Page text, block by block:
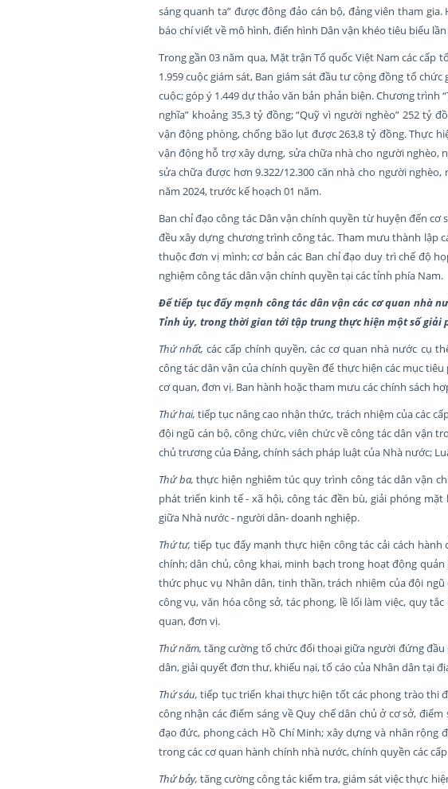
sáng quanh ta” được đông đảo cán bộ, đảng viên tham
báo chí viết về mô hình, điển hình Dân vận khéo tiêu biểu
Trong gần 03 năm qua, Mặt trận Tổ quốc Việt Nam các cấp
1.959 cuộc giám sát, Ban giám sát đầu tư cộng đồng tổ
cuộc; góp ý 1.449 dự thảo văn bản phản biện. Chương trình
nghĩa” khoảng 35,3 tỷ đồng; “Quỹ vì người nghèo” 252 tỷ
vận động phòng, chống bão lụt được 263,8 tỷ đồng. Thực
vận động hỗ trợ xây dựng, sửa chữa nhà cho người nghèo,
sửa chữa được hơn 9.322/12.300 căn nhà cho người
năm 2024, trước kế hoạch 01 năm.
Ban chỉ đạo công tác Dân vận chính quyền từ huyện đến
đều xây dựng chương trình công tác. Tham mưu thành lập
thuộc đơn vị mình; cơ bản các Ban chỉ đạo duy trì chế độ
nghiệm công tác dân vận chính quyền tại các tỉnh phía Nam.
Để tiếp tục đẩy mạnh công tác dân vận các cơ quan nhà
Tỉnh ủy, trong thời gian tới tập trung thực hiện một số giải
Thứ nhất, các cấp chính quyền, các cơ quan nhà nước cụ
công tác dân vận của chính quyền để thực hiện các mục
cơ quan, đơn vị. Ban hành hoặc tham mưu các chính sách
Thứ hai, tiếp tục nâng cao nhận thức, trách nhiệm của các
đội ngũ cán bộ, công chức, viên chức về công tác dân vận
chủ trương của Đảng, chính sách pháp luật của Nhà nước;
Thứ ba, thực hiện nghiêm túc quy trình công tác dân vận
phát triển kinh tế - xã hội, công tác đền bù, giải phóng
giữa Nhà nước - người dân- doanh nghiệp.
Thứ tư, tiếp tục đẩy mạnh thực hiện công tác cải cách
chính; dân chủ, công khai, minh bạch trong hoạt động
thức phục vụ Nhân dân, tinh thần, trách nhiệm của đội
công vụ, văn hóa công sở, tác phong, lề lối làm việc, quy
quan, đơn vị.
Thứ năm, tăng cường tổ chức đối thoại giữa người đứng
dân, giải quyết đơn thư, khiếu nại, tố cáo của Nhân dân tại
Thứ sáu, tiếp tục triển khai thực hiện tốt các phong trào thi
công nhận các điểm sáng về Quy chế dân chủ ở cơ sở,
đạo đức, phong cách Hồ Chí Minh; xây dựng và nhân rộng
trong các cơ quan hành chính nhà nước, chính quyền các
Thứ bảy, tăng cường công tác kiểm tra, giám sát việc thực